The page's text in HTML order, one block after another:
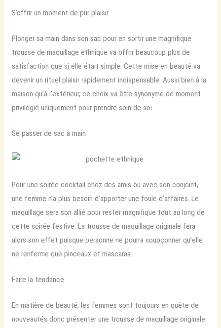
S’offrir un moment de pur plaisir
Plonger sa main dans son sac pour en sortir une magnifique
trousse de maquillage ethnique va offrir beaucoup plus de
satisfaction que si elle était simple. Cette mise en beauté va
devenir un rituel plaisir rapidement indispensable. Aussi bien à la
maison qu’à l’extérieur, ce choix va être synonyme de moment
privilégié uniquement pour prendre soin de soi.
Se passer de sac à main
Pour une soirée cocktail chez des amis ou avec son conjoint,
une femme n’a plus besoin d’apporter une foule d’affaires. Le
maquillage sera son allié pour rester magnifique tout au long de
cette soirée festive. La trousse de maquillage originale fera
alors son effet puisque personne ne pourra soupçonner qu’elle
ne renferme que pinceaux et mascaras.
Faire la tendance
En matière de beauté, les femmes sont toujours en quête de
nouveautés donc présenter une trousse de maquillage originale